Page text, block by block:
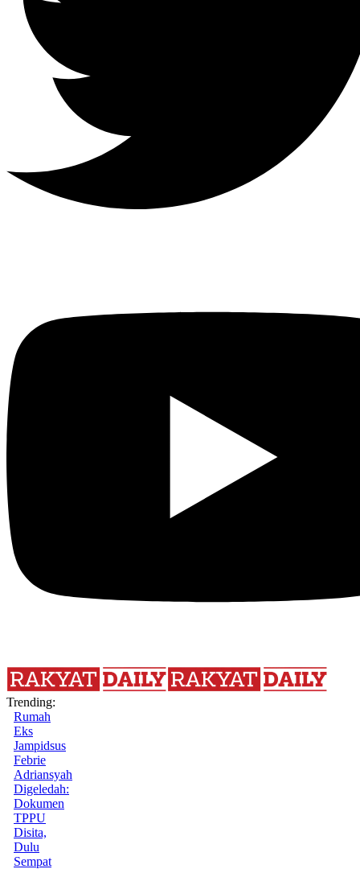
Trending:
Rumah
Eks
Jampidsus
Febrie
Adriansyah
Digeledah:
Dokumen
TPPU
Disita,
Dulu
Sempat